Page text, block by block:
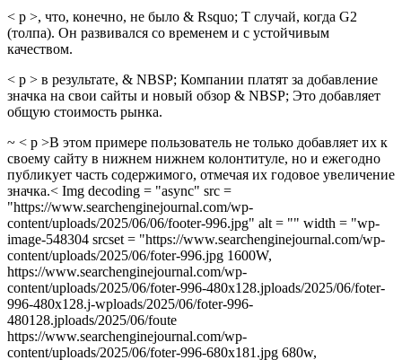
< p >, что, конечно, не было & Rsquo; T случай, когда G2
(толпа). Он развивался со временем и с устойчивым
качеством.
< p > в результате, & NBSP; Компании платят за добавление
значка на свои сайты и новый обзор & NBSP; Это добавляет
общую стоимость рынка.
~ < p >В этом примере пользователь не только добавляет их к
своему сайту в нижнем нижнем колонтитуле, но и ежегодно
публикует часть содержимого, отмечая их годовое увеличение
значка.< Img decoding = "async" src =
"https://www.searchenginejournal.com/wp-
content/uploads/2025/06/06/footer-996.jpg" alt = "" width = "wp-
image-548304 srcset = "https://www.searchenginejournal.com/wp-
content/uploads/2025/06/foter-996.jpg 1600W,
https://www.searchenginejournal.com/wp-
content/uploads/2025/06/foter-996-480x128.jploads/2025/06/foter-
996-480x128.j-wploads/2025/06/foter-996-
480128.jploads/2025/06/foute
https://www.searchenginejournal.com/wp-
content/uploads/2025/06/foter-996-680x181.jpg 680w,